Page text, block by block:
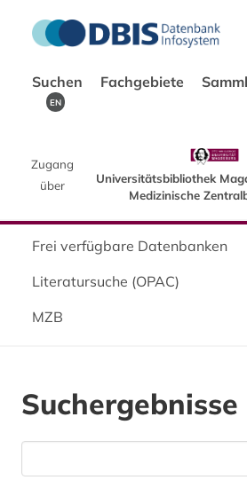
Suchen Fachgebiete
EN
Zugang
über
Universitätsbibliothek
Medizinische
Frei verfügbare Datenbanken
Literatursuche (OPAC)
MZB
Suchergebnisse